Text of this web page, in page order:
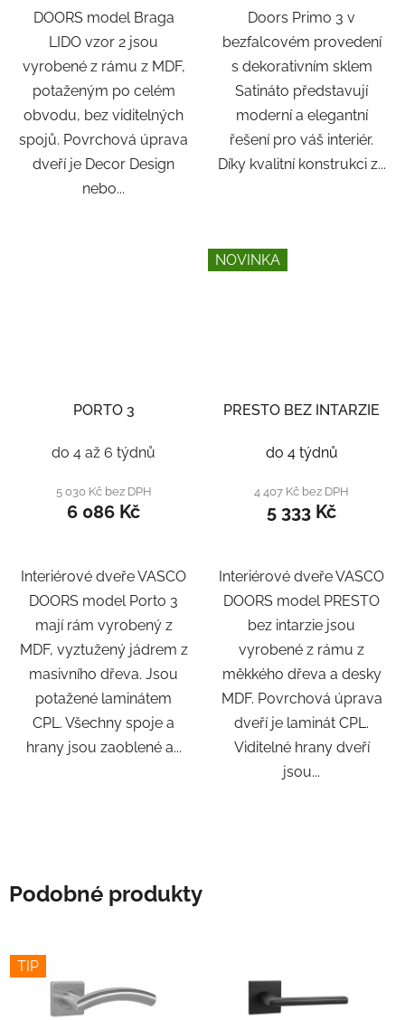
DOORS model Braga
LIDO vzor 2 jsou
vyrobené z rámu z MDF,
potaženým po celém
obvodu, bez viditelných
spojů. Povrchová úprava
dveří je Decor Design
nebo...
Doors Primo 3 v
bezfalcovém provedení
s dekorativním sklem
Satináto představují
moderní a elegantní
řešení pro váš interiér.
Díky kvalitní konstrukci z...
PORTO 3
do 4 až 6 týdnů
5 030 Kč bez DPH
6 086 Kč
Interiérové dveře VASCO
DOORS model Porto 3
mají rám vyrobený z
MDF, vyztužený jádrem z
masivního dřeva. Jsou
potažené laminátem
CPL. Všechny spoje a
hrany jsou zaoblené a...
NOVINKA
PRESTO BEZ INTARZIE
do 4 týdnů
4 407 Kč bez DPH
5 333 Kč
Interiérové dveře VASCO
DOORS model PRESTO
bez intarzie jsou
vyrobené z rámu z
měkkého dřeva a desky
MDF. Povrchová úprava
dveří je laminát CPL.
Viditelné hrany dveří
jsou...
Podobné produkty
TIP